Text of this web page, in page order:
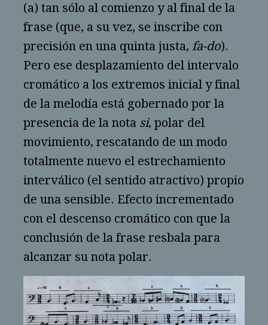
(a) tan sólo al comienzo y al final de la
frase (que, a su vez, se inscribe con
precisión en una quinta justa, fa-do).
Pero ese desplazamiento del intervalo
cromático a los extremos inicial y final
de la melodía está gobernado por la
presencia de la nota si, polar del
movimiento, rescatando de un modo
totalmente nuevo el estrechamiento
interválico (el sentido atractivo) propio
de una sensible. Efecto incrementado
con el descenso cromático con que la
conclusión de la frase resbala para
alcanzar su nota polar.